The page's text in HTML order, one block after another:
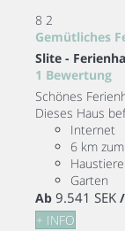
8 2
Gemütliches
Slite -
1 Bewertung
Schönes
Dieses Haus
Internet
6 km
Garten
Ab 9.541 SEK
+ INFO